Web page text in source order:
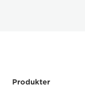
Produkter